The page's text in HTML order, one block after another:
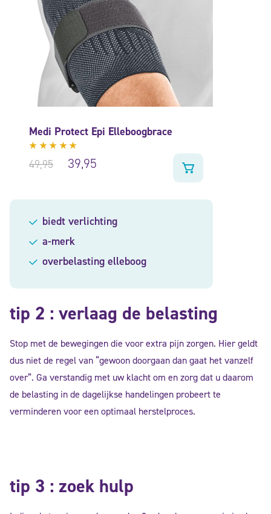
Medi Protect Epi Elleboogbrace
Gewaardeerd
5.00 uit
49,95 39,95
biedt verlichting
a-merk
overbelasting elleboog
tip 2 : verlaag de belasting
Stop met de bewegingen die voor extra pijn zorgen. Hier geldt
dus niet de regel van “gewoon doorgaan dan gaat het vanzelf
over”. Ga verstandig met uw klacht om en zorg dat u daarom
de belasting in de dagelijkse handelingen probeert te
verminderen voor een optimaal herstelproces.
tip 3 : zoek hulp